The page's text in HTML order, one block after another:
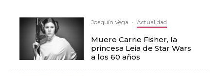
Joaquín Vega · Actualidad
Muere Carrie Fisher, la
princesa Leia de Star Wars
a los 60 años